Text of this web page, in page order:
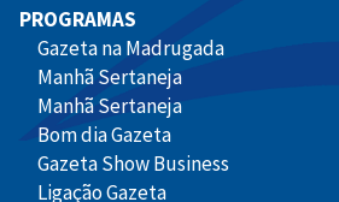
PROGRAMAS
Gazeta na Madrugada
Manhã Sertaneja
Manhã Sertaneja
Bom dia Gazeta
Gazeta Show Business
Ligação Gazeta